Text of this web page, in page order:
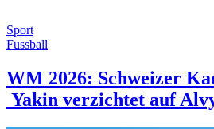
Sport
Fussball
WM 2026: Schweizer
Yakin verzichtet auf